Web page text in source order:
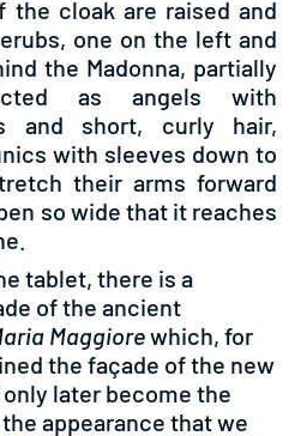
the cloak are raised and
one on the left and
the Madonna, partially
as angels with
and short, curly hair,
with sleeves down to
their arms forward
so wide that it reaches
tablet, there is a
of the ancient
Maggiorewhich, for
the façade of the new
later become the
appearance that we